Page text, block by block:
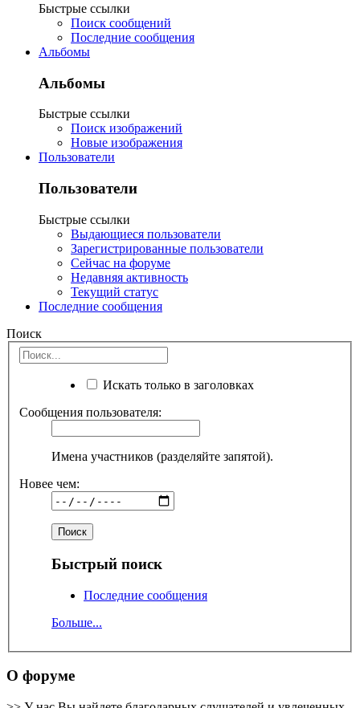
Быстрые ссылки
Поиск сообщений
Последние сообщения
Альбомы
Альбомы
Быстрые ссылки
Поиск изображений
Новые изображения
Пользователи
Пользователи
Быстрые ссылки
Выдающиеся пользователи
Зарегистрированные пользователи
Сейчас на форуме
Недавняя активность
Текущий статус
Последние сообщения
Поиск
Искать только в заголовках
Сообщения пользователя:
Имена участников (разделяйте запятой).
Новее чем:
Быстрый поиск
Последние сообщения
Больше...
О форуме